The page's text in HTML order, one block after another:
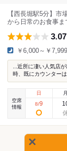
【西長堀駅5分】市
から日常のお食事ま
3.07
￥6,000～￥7,999
...近所に凄い人気店
時、既にカウンター
空席
情報
日
8/9
月